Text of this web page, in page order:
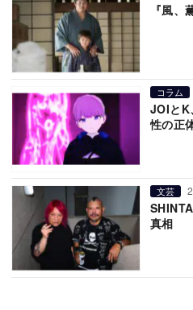
『風
コラム
JOIと
性の正
文芸
真相